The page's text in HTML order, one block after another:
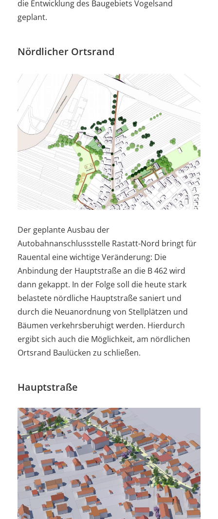
die Entwicklung des Baugebiets Vogelsand
geplant.
Nördlicher Ortsrand
Der geplante Ausbau der
Autobahnanschlussstelle Rastatt-Nord bringt für
Rauental eine wichtige Veränderung: Die
Anbindung der Hauptstraße an die B 462 wird
dann gekappt. In der Folge soll die heute stark
belastete nördliche Hauptstraße saniert und
durch die Neuanordnung von Stellplätzen und
Bäumen verkehrsberuhigt werden. Hierdurch
ergibt sich auch die Möglichkeit, am nördlichen
Ortsrand Baulücken zu schließen.
Hauptstraße